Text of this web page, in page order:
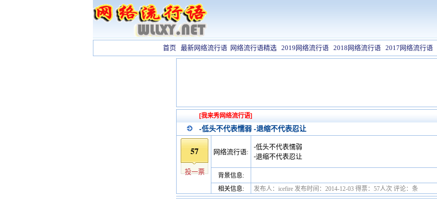
首页 最新网络流行语 网络流行语精选 2019网络流行语 2018网络流行语 2017网络流行语
[我来秀网络流行语]
-低头不代表懦弱 -退缩不代表忍让
57
投一票
网络流行语:
-低头不代表懦弱
-退缩不代表忍让
背景信息:
相关信息:
发布人：icefire 发布时间：2014-12-03 得票：57人次 评论：条